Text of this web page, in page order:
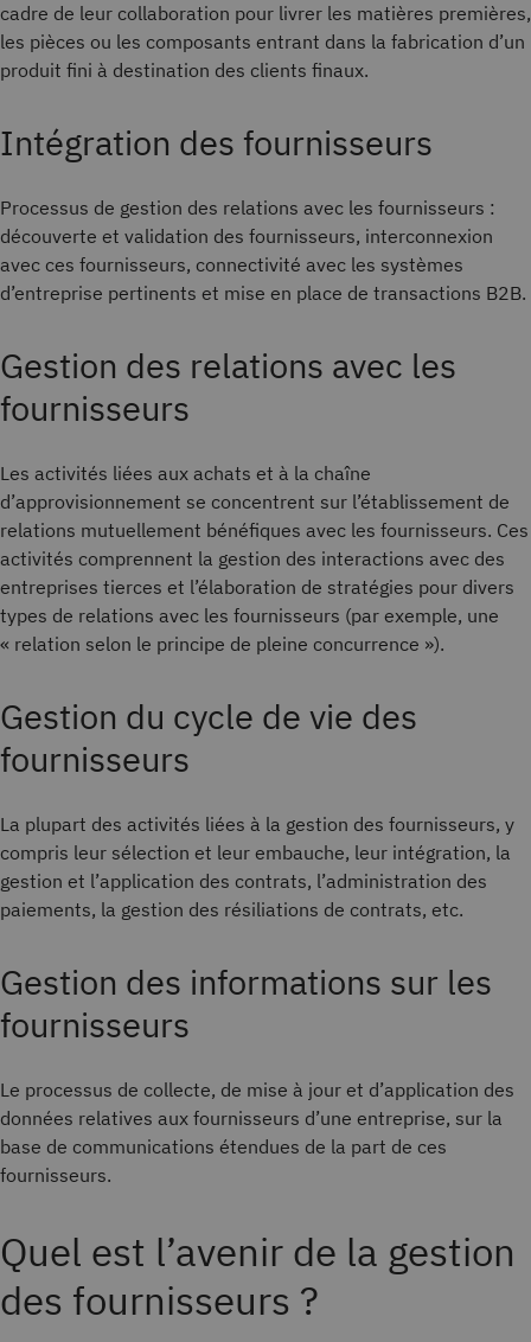
cadre de leur collaboration pour livrer les matières premières,
les pièces ou les composants entrant dans la fabrication d’un
produit fini à destination des clients finaux.
Intégration des fournisseurs
Processus de gestion des relations avec les fournisseurs :
découverte et validation des fournisseurs, interconnexion
avec ces fournisseurs, connectivité avec les systèmes
d’entreprise pertinents et mise en place de transactions B2B.
Gestion des relations avec les
fournisseurs
Les activités liées aux achats et à la chaîne
d’approvisionnement se concentrent sur l’établissement de
relations mutuellement bénéfiques avec les fournisseurs. Ces
activités comprennent la gestion des interactions avec des
entreprises tierces et l’élaboration de stratégies pour divers
types de relations avec les fournisseurs (par exemple, une
« relation selon le principe de pleine concurrence »).
Gestion du cycle de vie des
fournisseurs
La plupart des activités liées à la gestion des fournisseurs, y
compris leur sélection et leur embauche, leur intégration, la
gestion et l’application des contrats, l’administration des
paiements, la gestion des résiliations de contrats, etc.
Gestion des informations sur les
fournisseurs
Le processus de collecte, de mise à jour et d’application des
données relatives aux fournisseurs d’une entreprise, sur la
base de communications étendues de la part de ces
fournisseurs.
Quel est l’avenir de la gestion
des fournisseurs ?